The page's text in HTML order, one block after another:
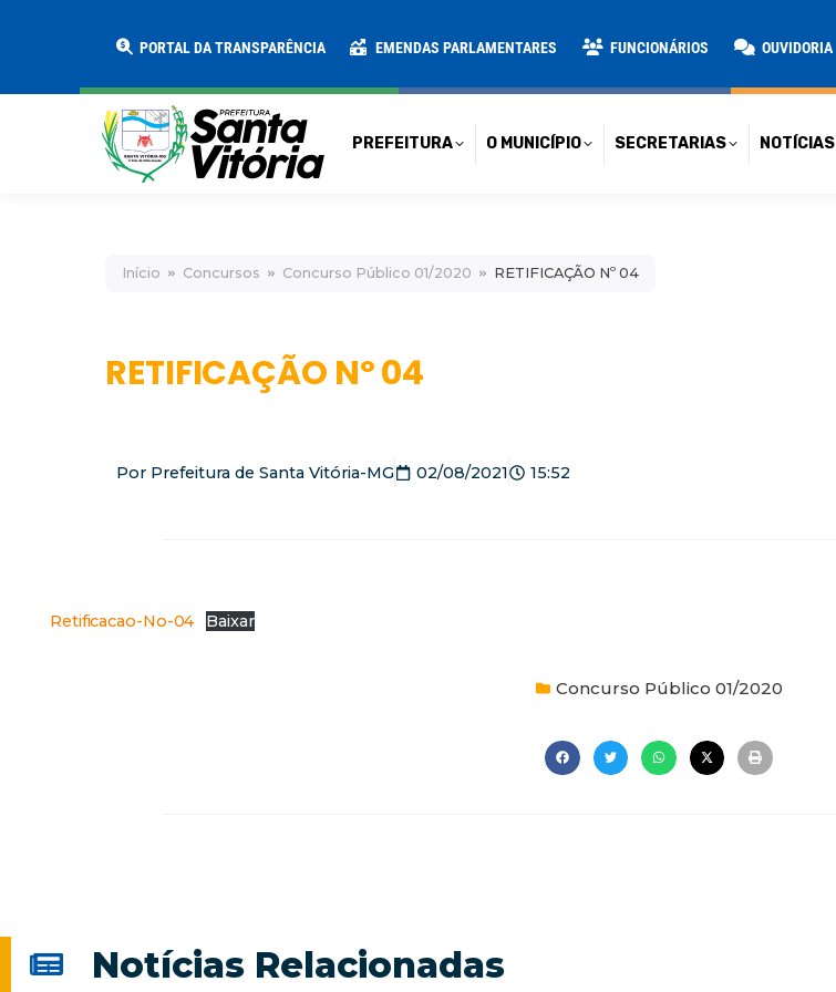
PORTAL DA TRANSPARÊNCIA EMENDAS PARLAMENTARES FUNCIONÁRIOS OUVIDORIA
PREFEITURA O MUNICÍPIO SECRETARIAS NOTÍCIAS
Início Concursos Concurso Público 01/2020 RETIFICAÇÃO Nº 04
RETIFICAÇÃO Nº 04
Por Prefeitura de Santa Vitória-MG 02/08/2021 15:52
Retificacao-No-04 Baixar
Concurso Público 01/2020
Notícias Relacionadas